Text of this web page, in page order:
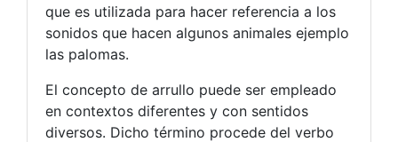
que es utilizada para hacer referencia a los
sonidos que hacen algunos animales ejemplo
las palomas.
El concepto de arrullo puede ser empleado
en contextos diferentes y con sentidos
diversos. Dicho término procede del verbo